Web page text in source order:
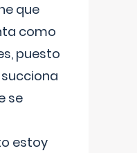
que
como
puesto
se
estoy